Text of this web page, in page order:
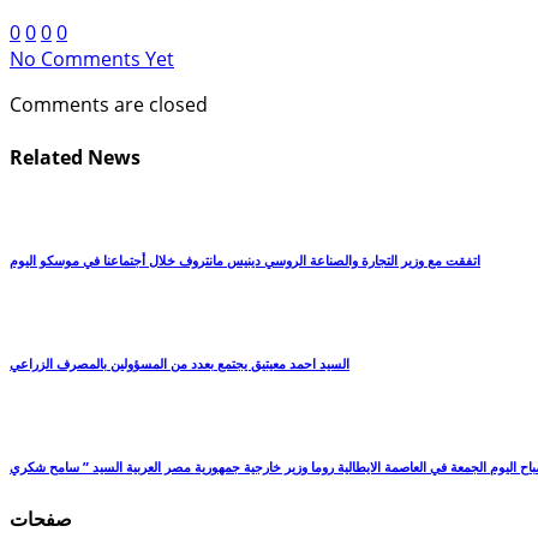
0000
No Comments Yet
Comments are closed
Related News
اتفقت مع وزير التجارة والصناعة الروسي دينيس مانتروف خلال أجتماعنا في موسكو اليوم
السيد احمد معيتيق يجتمع بعدد من المسؤولين بالمصرف الزراعي
صفحات